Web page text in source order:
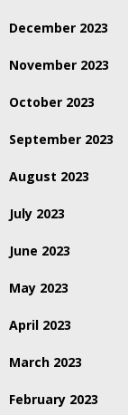
December 2023
November 2023
October 2023
September 2023
August 2023
July 2023
June 2023
May 2023
April 2023
March 2023
February 2023